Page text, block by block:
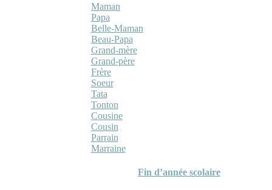
Maman
Papa
Belle-Maman
Beau-Papa
Grand-mère
Grand-père
Frère
Soeur
Tata
Tonton
Cousine
Cousin
Parrain
Marraine
Fin d’année scolaire